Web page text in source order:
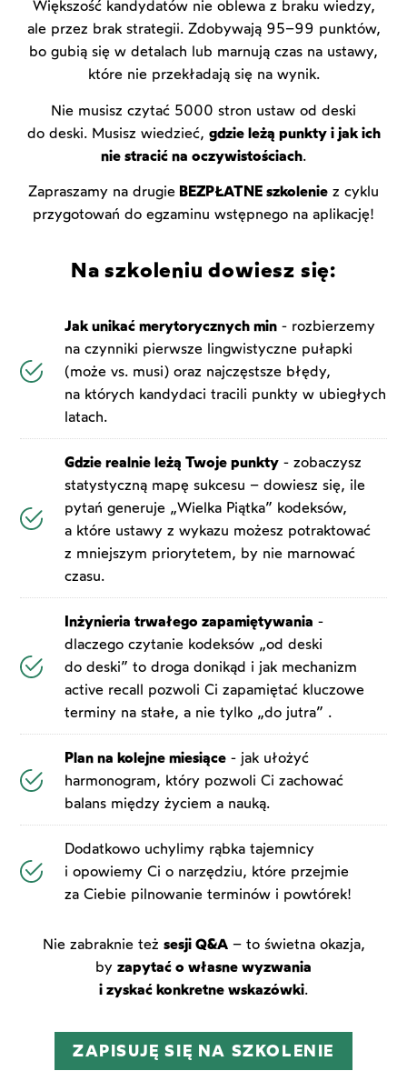
Większość kandydatów nie oblewa z braku wiedzy,
ale przez brak strategii. Zdobywają 95–99 punktów,
bo gubią się w detalach lub marnują czas na ustawy,
które nie przekładają się na wynik.
Nie musisz czytać 5000 stron ustaw od deski
do deski. Musisz wiedzieć, gdzie leżą punkty i jak ich
nie stracić na oczywistościach.
Zapraszamy na drugie BEZPŁATNE szkolenie z cyklu
przygotowań do egzaminu wstępnego na aplikację!
Na szkoleniu dowiesz się:
Jak unikać merytorycznych min- rozbierzemy
na czynniki pierwsze lingwistyczne pułapki
(może vs. musi) oraz najczęstsze błędy,
na których kandydaci tracili punkty w ubiegłych
latach.
Gdzie realnie leżą Twoje punkty- zobaczysz
statystyczną mapę sukcesu – dowiesz się, ile
pytań generuje „Wielka Piątka” kodeksów,
a które ustawy z wykazu możesz potraktować
z mniejszym priorytetem, by nie marnować
czasu.
Inżynieria trwałego zapamiętywania -
dlaczego czytanie kodeksów „od deski
do deski” to droga donikąd i jak mechanizm
active recall pozwoli Ci zapamiętać kluczowe
terminy na stałe, a nie tylko „do jutra” .
Plan na kolejne miesiące- jak ułożyć
harmonogram, który pozwoli Ci zachować
balans między życiem a nauką.
Dodatkowo uchylimy rąbka tajemnicy
i opowiemy Ci o narzędziu, które przejmie
za Ciebie pilnowanie terminów i powtórek!
Nie zabraknie też sesji Q&A– to świetna okazja,
by zapytać o własne wyzwania
i zyskać konkretne wskazówki.
ZAPISUJĘ SIĘ NA SZKOLENIE